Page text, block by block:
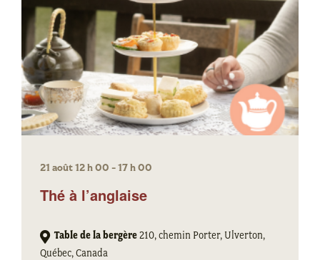
Thé à l’anglaise
21 août 12 h 00 -17 h 00
Table de la bergère210, chemin Porter, Ulverton,
Québec, Canada